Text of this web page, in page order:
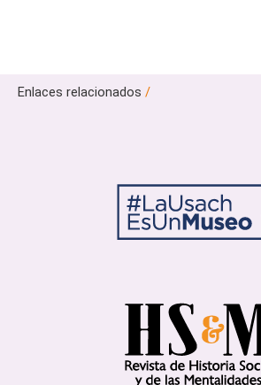
Enlaces relacionados /